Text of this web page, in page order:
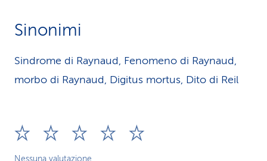
Sinonimi
Sindrome di Raynaud, Fenomeno di Raynaud,
morbo di Raynaud, Digitus mortus, Dito di Reil
Nessuna valutazione